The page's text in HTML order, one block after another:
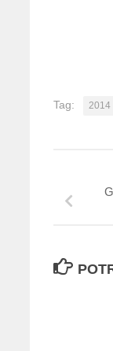
Tag: 2014